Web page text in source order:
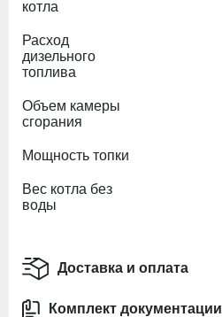
котла
Расход
дизельного
топлива
Объем камеры
сгорания
Мощность топки
Вес котла без
воды
Доставка и оплата
Комплект документации